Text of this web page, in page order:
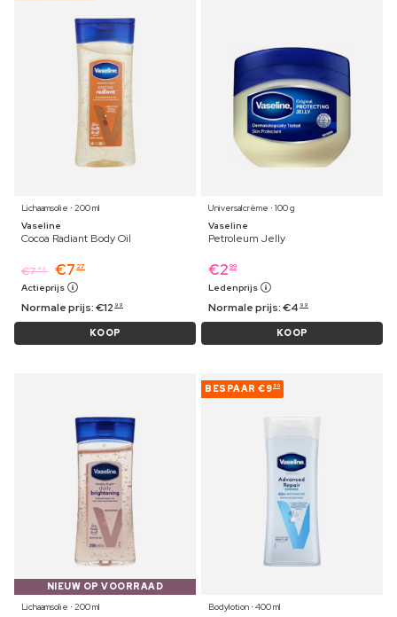
Lichaamsolie ⋅ 200 ml
Vaseline
Cocoa Radiant Body Oil
€7 49 €7 27
Actieprijs
Normale prijs:€12 99
KOOP
Universalcrème ⋅ 100 g
Vaseline
Petroleum Jelly
€2 99
Ledenprijs
Normale prijs:€4 99
KOOP
NIEUW OP VOORRAAD
Lichaamsolie ⋅ 200 ml
BESPAAR €9 50
Bodylotion ⋅ 400 ml